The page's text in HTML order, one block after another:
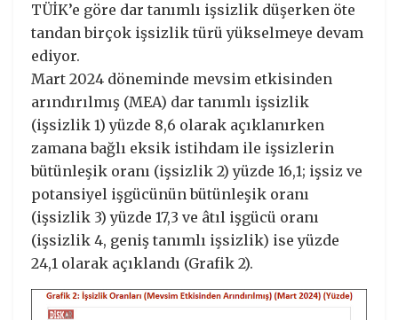
TÜİK’e göre dar tanımlı işsizlik düşerken öte
tandan birçok işsizlik türü yükselmeye devam
ediyor.
Mart 2024 döneminde mevsim etkisinden
arındırılmış (MEA) dar tanımlı işsizlik
(işsizlik 1) yüzde 8,6 olarak açıklanırken
zamana bağlı eksik istihdam ile işsizlerin
bütünleşik oranı (işsizlik 2) yüzde 16,1; işsiz ve
potansiyel işgücünün bütünleşik oranı
(işsizlik 3) yüzde 17,3 ve âtıl işgücü oranı
(işsizlik 4, geniş tanımlı işsizlik) ise yüzde
24,1 olarak açıklandı (Grafik 2).